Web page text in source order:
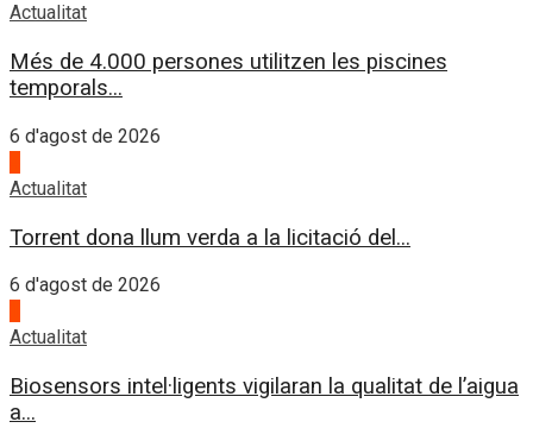
Actualitat
Més de 4.000 persones utilitzen les piscines
temporals...
6 d'agost de 2026
Actualitat
Torrent dona llum verda a la licitació del...
6 d'agost de 2026
Actualitat
Biosensors intel·ligents vigilaran la qualitat de l’aigua
a...